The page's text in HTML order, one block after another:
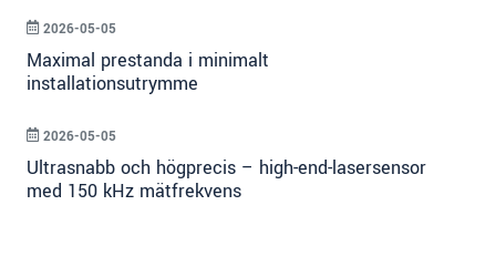
Maximal prestanda i minimalt
installationsutrymme
2026-05-05
Ultrasnabb och högprecis – high-end-lasersensor
med 150 kHz mätfrekvens
2026-05-05